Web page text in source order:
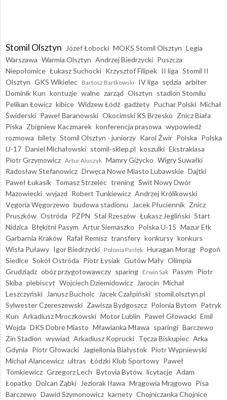
Stomil Olsztyn Józef Łobocki MOKS Stomil Olsztyn Legia
Warszawa Warmia Olsztyn Andrzej Biedrzycki Puszcza
Niepołomice Łukasz Suchocki Krzysztof Filipek II liga Stomil II
Olsztyn GKS Wikielec Bartosz Bartkowski IV liga sędzia arbiter
Dominik Kun kontuzje walne zarząd Olsztyn stadion Stomilu
Pelikan Łowicz kibice Widzew Łódź gadżety Puchar Polski Michał
Świderski Paweł Baranowski Okocimski KS Brzesko Znicz Biała
Piska Zbigniew Kaczmarek konferencja prasowa wypowiedź
rozmowa bilety Stomil Olsztyn - juniorzy Karol Żwir Polska Polska
U-17 Daniel Michałowski stomil-sklep.pl koszulki Ekstraklasa
Piotr Grzymowicz Artur Aluszyk Mamry Giżycko Wigry Suwałki
Radosław Stefanowicz Drwęca Nowe Miasto Lubawskie Dajtki
Paweł Łukasik Tomasz Strzelec trening Świt Nowy Dwór
Mazowiecki wyjazd Robert Tunkiewicz Andrzej Królikowski
Vęgoria Węgorzewo budowa stadionu Jacek Płuciennik Znicz
Pruszków Ostróda PZPN Stal Rzeszów Łukasz Jegliński Start
Nidzica Błękitni Pasym Artur Siemaszko Polska U-15 Mazur Ełk
Garbarnia Kraków Rafał Remisz transfery konkursy konkurs
Wisła Puławy Igor Biedrzycki Polonia Pasłęk Huragan Morąg Pogoń
Siedlce Sokół Ostróda Piotr Łysiak Gutów Mały Olimpia
Grudziądz obóz przygotowawczy sparing Erwin Sak Pasym Piotr
Skiba plebiscyt Wojciech Dziemidowicz Jarocin Michał
Leszczyński
Janusz Bucholc Jacek Czałpiński stomil.olsztyn.pl
Sylwester Czereszewski Zawisza Bydgoszcz Polonia Bytom Patryk
Kun Arkadiusz Mroczkowski Motor Lublin Paweł Głowacki Emil
Wojda DKS Dobre Miasto Mławianka Mława sparingi Barczewo
Zin Stadion wywiad Arkadiusz Koprucki Tęcza Biskupiec Arka
Gdynia Piotr Głowacki Jagiellonia Białystok Piotr Wypniewski
Michał Alancewicz ultras Łódzki Klub Sportowy Paweł
Tomkiewicz Grzegorz Lech Bytovia Bytów licytacje Adam
Łopatko Dolcan Ząbki Jeziorak Iława Mrągowia Mrągowo Pisa
Barczewo Dawid Szymonowicz karnety Chojniczanka Chojnice